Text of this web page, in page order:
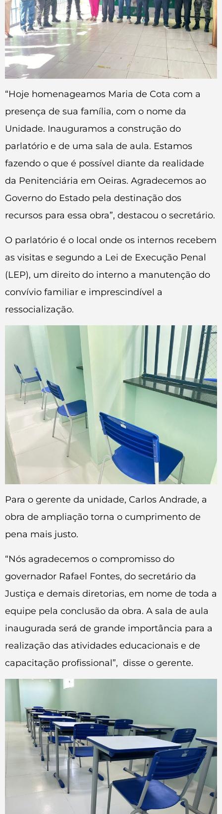
“Hoje homenageamos Maria de Cota com a
presença de sua família, com o nome da
Unidade. Inauguramos a construção do
parlatório e de uma sala de aula. Estamos
fazendo o que é possível diante da realidade
da Penitenciária em Oeiras. Agradecemos ao
Governo do Estado pela destinação dos
recursos para essa obra”, destacou o secretário.
O parlatório é o local onde os internos recebem
as visitas e segundo a Lei de Execução Penal
(LEP), um direito do interno a manutenção do
convívio familiar e imprescindível a
ressocialização.
Para o gerente da unidade, Carlos Andrade, a
obra de ampliação torna o cumprimento de
pena mais justo.
“Nós agradecemos o compromisso do
governador Rafael Fontes, do secretário da
Justiça e demais diretorias, em nome de toda a
equipe pela conclusão da obra. A sala de aula
inaugurada será de grande importância para a
realização das atividades educacionais e de
capacitação profissional”, disse o gerente.